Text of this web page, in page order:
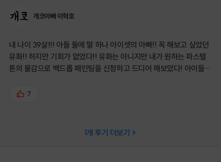
개코아빠 이혁호
내 나이 39살!!! 아들 둘에 딸 하나 아이셋의 아빠!! 꼭 해보고 싶었던
유화!! 하지만 기회가 없었다!! 유화는 아니지만 내가 원하는 파스텔
톤의 물감으로 백드롭 페인팅을 신청하고 드디어 해보았다! 아이들과
7
1개 후기 더보기